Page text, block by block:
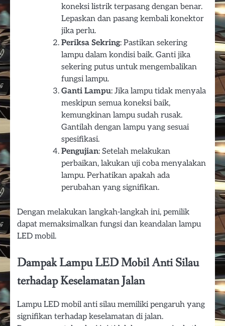
koneksi listrik terpasang dengan benar.
Lepaskan dan pasang kembali konektor
jika perlu.
Periksa Sekring: Pastikan sekering
lampu dalam kondisi baik. Ganti jika
sekering putus untuk mengembalikan
fungsi lampu.
Ganti Lampu: Jika lampu tidak menyala
meskipun semua koneksi baik,
kemungkinan lampu sudah rusak.
Gantilah dengan lampu yang sesuai
spesifikasi.
Pengujian: Setelah melakukan
perbaikan, lakukan uji coba menyalakan
lampu. Perhatikan apakah ada
perubahan yang signifikan.
Dengan melakukan langkah-langkah ini, pemilik
dapat memaksimalkan fungsi dan keandalan lampu
LED mobil.
Dampak Lampu LED Mobil Anti Silau
terhadap Keselamatan Jalan
Lampu LED mobil anti silau memiliki pengaruh yang
signifikan terhadap keselamatan di jalan.